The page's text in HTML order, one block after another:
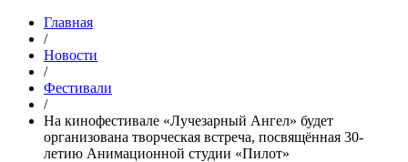
Главная
/
Новости
/
Фестивали
/
На кинофестивале «Лучезарный Ангел» будет
организована творческая встреча, посвящённая 30-
летию Анимационной студии «Пилот»